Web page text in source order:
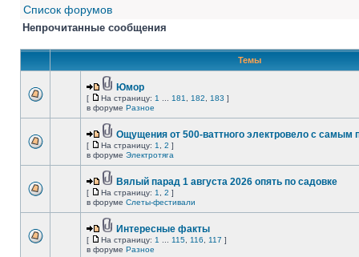
Список форумов
Непрочитанные сообщения
Темы
Юмор
[ На страницу: 1 181 182 183 ]
в форуме Разное
Ощущения от 500-ваттного электровело с самым
[ На страницу: 1 2 ]
в форуме Электротяга
Вялый парад 1 августа 2026 опять по садовке
[ На страницу: 1 2 ]
в форуме Слеты-фестивали
Интересные факты
[ На страницу: 1 115 116 117 ]
в форуме Разное